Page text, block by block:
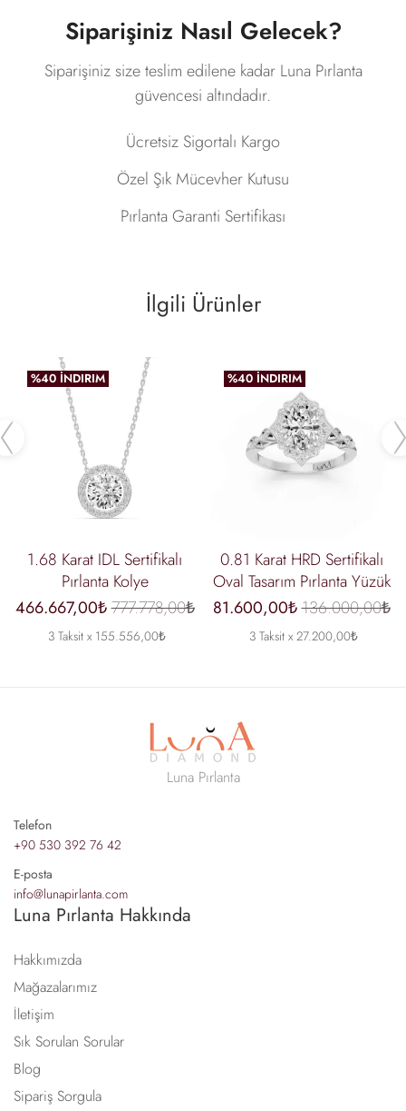
Siparişiniz Nasıl Gelecek?
Siparişiniz size teslim edilene kadar Luna Pırlanta
güvencesi altındadır.
Ücretsiz Sigortalı Kargo
Özel Şık Mücevher Kutusu
Pırlanta Garanti Sertifikası
İlgili Ürünler
Previous
%40 İNDIRIM
1.68 Karat IDL Sertifikalı
Pırlanta Kolye
466.667,00₺777.778,00₺
3 Taksit x 155.556,00₺
%40 İNDIRIM
0.81 Karat HRD Sertifikalı
Oval Tasarım Pırlanta Yüzük
81.600,00₺136.000,00₺
3 Taksit x 27.200,00₺
Luna Pırlanta
Telefon
+90 530 392 76 42
E-posta
info@lunapirlanta.com
Luna Pırlanta Hakkında
Hakkımızda
Mağazalarımız
İletişim
Sık Sorulan Sorular
Blog
Sipariş Sorgula